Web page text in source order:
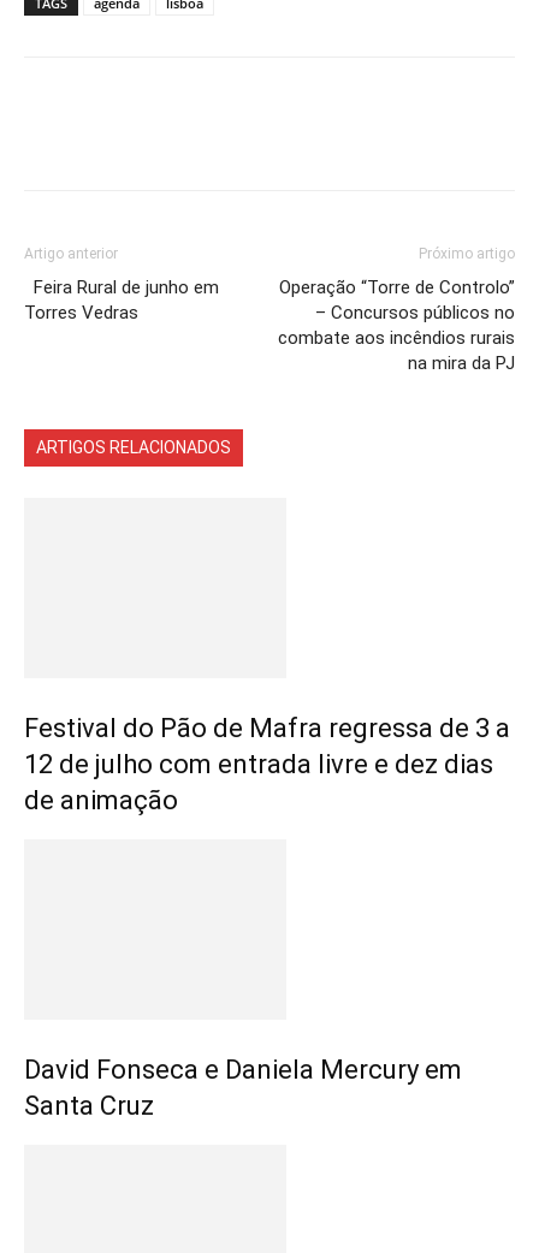
Artigo anterior
Feira Rural de junho em
Torres Vedras
Próximo artigo
Operação “Torre de Controlo”
– Concursos públicos no
combate aos incêndios rurais
na mira da PJ
ARTIGOS RELACIONADOS
Festival do Pão de Mafra regressa de 3 a
12 de julho com entrada livre e dez dias
de animação
David Fonseca e Daniela Mercury em
Santa Cruz